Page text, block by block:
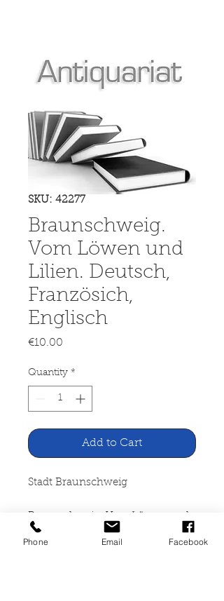
SKU: 42277
Braunschweig.
Vom Löwen und
Lilien. Deutsch,
Französich,
Englisch
€10.00
Quantity *
Add to Cart
Stadt Braunschweig
Lilien. Deutsch, Französich,
Phone Email Facebook